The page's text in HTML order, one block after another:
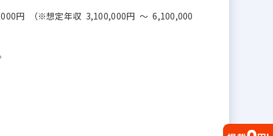
円 （※想定年収 3,100,000円 ～ 6,100,000